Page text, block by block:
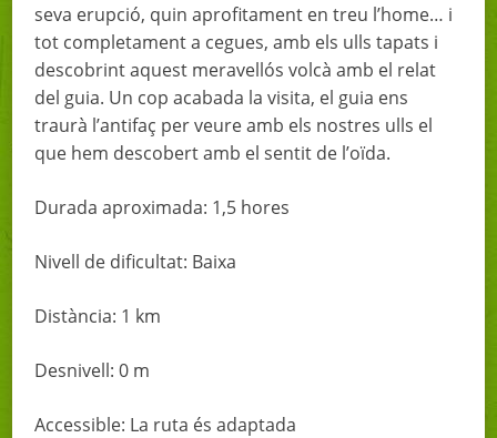
seva erupció, quin aprofitament en treu l’home… i
tot completament a cegues, amb els ulls tapats i
descobrint aquest meravellós volcà amb el relat
del guia. Un cop acabada la visita, el guia ens
traurà l’antifaç per veure amb els nostres ulls el
que hem descobert amb el sentit de l’oïda.
Durada aproximada: 1,5 hores
Nivell de dificultat: Baixa
Distància: 1 km
Desnivell: 0 m
Accessible: La ruta és adaptada